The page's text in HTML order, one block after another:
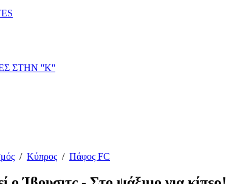
ΣΤΗΝ ''Κ''
/ Κύπρος / Πάφος FC